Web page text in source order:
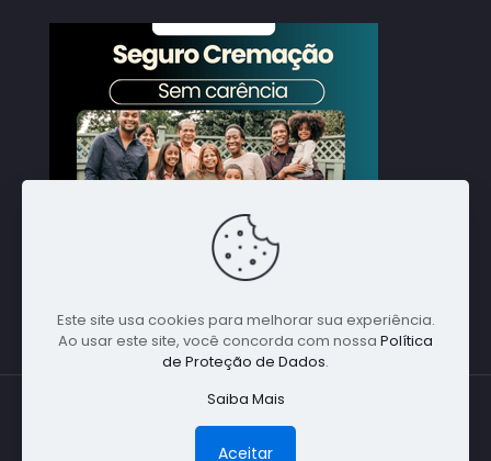
Este site usa cookies para melhorar sua experiência.
Ao usar este site, você concorda com nossa Política
de Proteção de Dados.
Saiba Mais
Aceitar